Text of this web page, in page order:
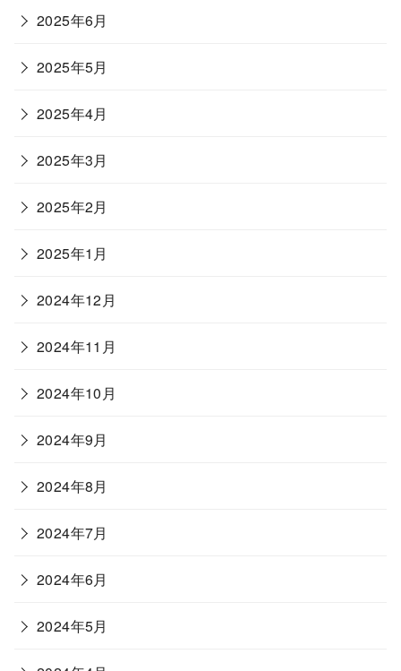
2025年6月
2025年5月
2025年4月
2025年3月
2025年2月
2025年1月
2024年12月
2024年11月
2024年10月
2024年9月
2024年8月
2024年7月
2024年6月
2024年5月